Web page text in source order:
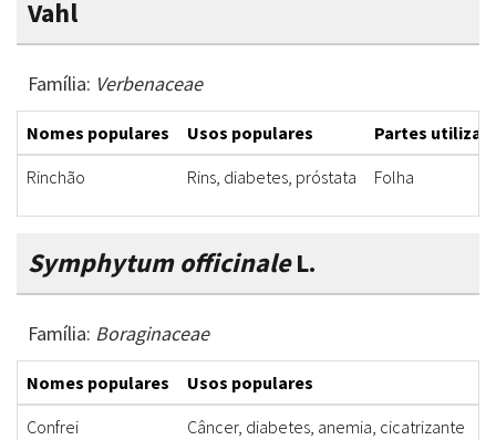
Vahl
Família: Verbenaceae
Nomes populares Usos populares
Partes
Rinchão
Rins, diabetes, próstata Folha
Symphytum officinaleL.
Família: Boraginaceae
Nomes populares Usos populares
Confrei
Câncer, diabetes, anemia, cicatrizante